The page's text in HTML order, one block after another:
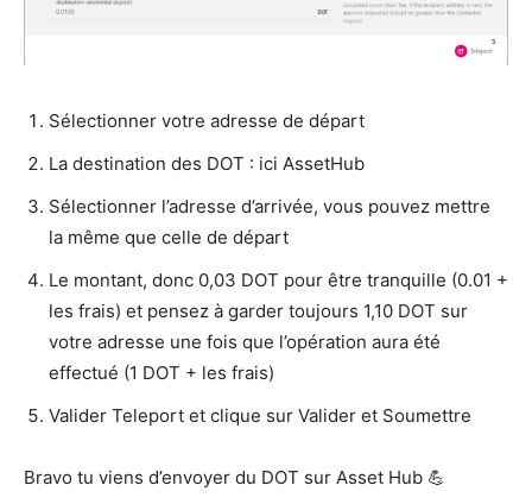
Sélectionner votre adresse de départ
La destination des DOT : ici AssetHub
Sélectionner l’adresse d’arrivée, vous pouvez mettre
la même que celle de départ
Le montant, donc 0,03 DOT pour être tranquille (0.01 +
les frais) et pensez à garder toujours 1,10 DOT sur
votre adresse une fois que l’opération aura été
effectué (1 DOT + les frais)
Valider Teleport et clique sur Valider et Soumettre
Bravo tu viens d’envoyer du DOT sur Asset Hub 💪